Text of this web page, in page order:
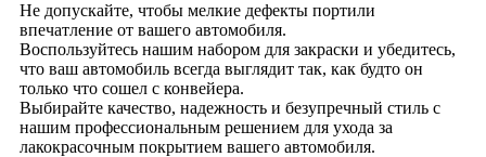
Не допускайте, чтобы мелкие дефекты портили
впечатление от вашего автомобиля.
Воспользуйтесь нашим набором для закраски и убедитесь,
что ваш автомобиль всегда выглядит так, как будто он
только что сошел с конвейера.
Выбирайте качество, надежность и безупречный стиль с
нашим профессиональным решением для ухода за
лакокрасочным покрытием вашего автомобиля.